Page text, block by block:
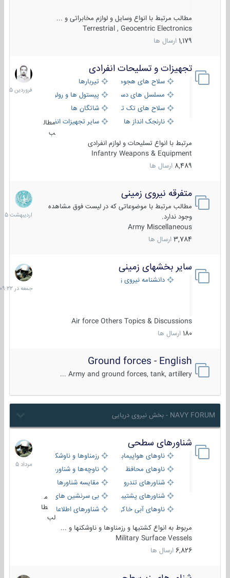
مطالب مرتبط با انواع وسایل و لوازم مخابراتی و ...
Terrestrial , Geocentric Electronics
1,179 ارسال ها
تجهیزات و تسلیحات انفرادی
سلاح های هجومی
تیربارها
مسلسل های دستی
پیستول ها و رولورها
سلاح های تک تیر اندازیشاتگان ها
نارنجک انداز ها
سایر تجهیزات انفرادی
مطال
ب
مرتبط با انواع تسلیحات و لوازم انفرادی
Infantry Weapons & Equipment
8,489 ارسال ها
17
فروردین
1405
متفرقه نیروی زمینی
مطالب مرتبط با موضوعاتی که در لیست فوق مشاهده
وجود ندارد.
Army Miscellaneous
3,784 ارسال ها
27
1405
سایر بخشهای زمینی
دانشنامه نیروی زمینی
Air force Others Topics & Discussions
180 ارسال ها
جمعه
در
09:22
Ground forces - English
Army and ground forces, tank, artillery ...
NAVY FORUM - بخش نیروی دریایی
شناورهای سطحی
ناوهای هواپیمابر و بالگرد بررزمناوها و ناوشکن‌ها
ناوهای محافظ
ناوچه‌ها و شناورهای گشتی
شناورهای تندرو
مقایسه شناورها
شناورهای پشتیبانی
بی سرنشین های دریایی
ناوهای آبی خاکی و نیروبرشناورهای اطلاعاتی و جاسوسی
طا
لب
مربوط به انواع کشتیها و رزمناوها و ناوشکنها و ...
Military Surface Vessels
6,826 ارسال ها
2
مرداد
1405